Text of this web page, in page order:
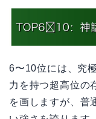
6〜10位には、究
力を持つ超高位の
を画しますが、普